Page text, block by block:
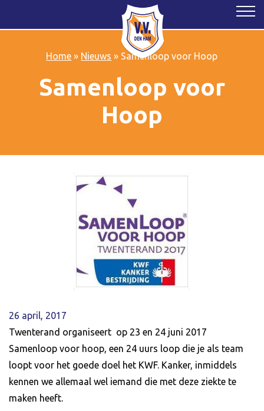
Home » Nieuws » Samenloop voor Hoop
Samenloop voor
Hoop
26 april, 2017
Twenterand organiseert op 23 en 24 juni 2017
Samenloop voor hoop, een 24 uurs loop die je als team
loopt voor het goede doel het KWF. Kanker, inmiddels
kennen we allemaal wel iemand die met deze ziekte te
maken heeft.